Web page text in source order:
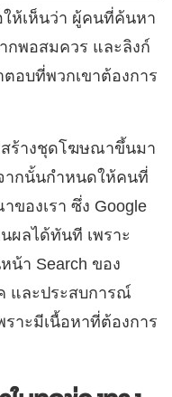
ให้เห็นว่า ผู้คนที่ค้นหา
กพอสมควร และลิงก์
อบที่พวกเขาต้องการ
สร้างชุดโฆษณาขึ้นมา
ากนั้นกำหนดให้คนที่
ของเรา ซึ่ง Google
ผลได้ทันที เพราะ
า Search ของ
และประสบการณ์
าะมีเนื้อหาที่ต้องการ